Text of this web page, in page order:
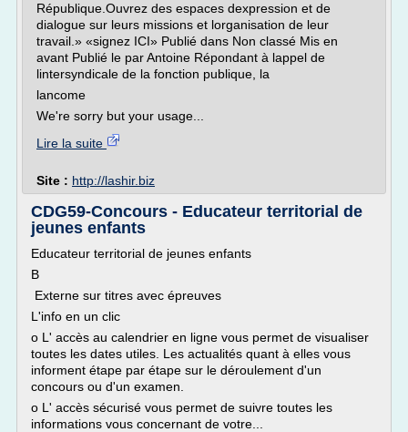
République.Ouvrez des espaces dexpression et de
dialogue sur leurs missions et lorganisation de leur
travail.» «signez ICI» Publié dans Non classé Mis en
avant Publié le par Antoine Répondant à lappel de
lintersyndicale de la fonction publique, la
lancome
We're sorry but your usage...
Lire la suite
Site : http://lashir.biz
CDG59-Concours - Educateur territorial de
jeunes enfants
Educateur territorial de jeunes enfants
B
Externe sur titres avec épreuves
L'info en un clic
o L' accès au calendrier en ligne vous permet de visualiser
toutes les dates utiles. Les actualités quant à elles vous
informent étape par étape sur le déroulement d'un
concours ou d'un examen.
o L' accès sécurisé vous permet de suivre toutes les
informations vous concernant de votre...